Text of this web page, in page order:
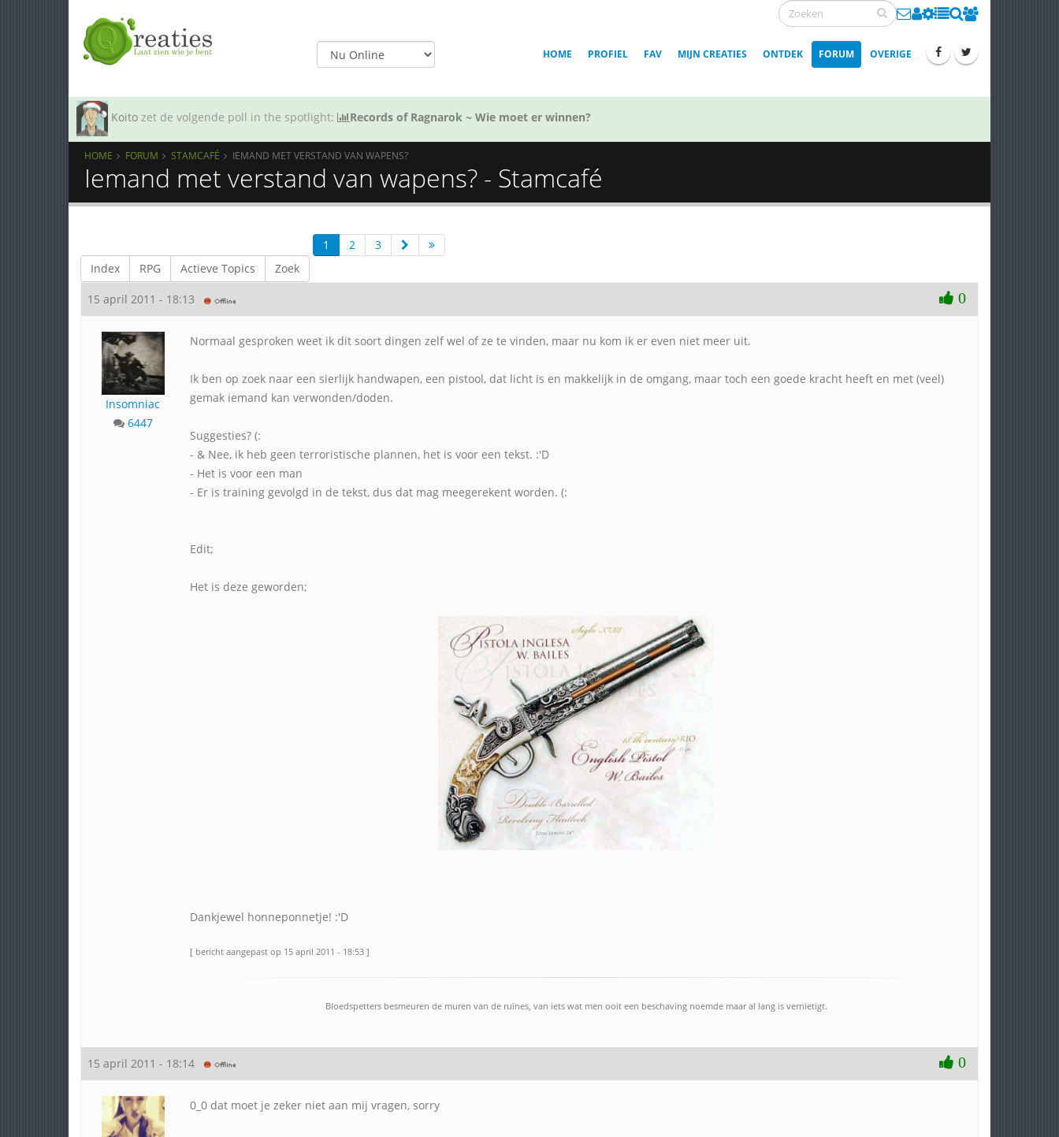
HOME PROFIEL FAV MIJN CREATIES ONTDEK FORUM OVERIGE
Koito zet de volgende poll in the spotlight: Voor welk team in Golden Kamuy ben jij?
HOME FORUM STAMCAFÉ IEMAND MET VERSTAND VAN WAPENS?
Iemand met verstand van wapens? - Stamcafé
Index RPG Actieve Topics Zoek
1 2 3
15 april 2011 - 18:13 0
Insomniac
6447
Normaal gesproken weet ik dit soort dingen zelf wel of ze te vinden, maar nu kom ik er even niet meer uit.
Ik ben op zoek naar een sierlijk handwapen, een pistool, dat licht is en makkelijk in de omgang, maar toch een goede kracht heeft en met (veel)
gemak iemand kan verwonden/doden.
Suggesties? (:
- & Nee, ik heb geen terroristische plannen, het is voor een tekst. :'D
- Het is voor een man
- Er is training gevolgd in de tekst, dus dat mag meegerekent worden. (:
Edit;
Het is deze geworden;
Dankjewel honneponnetje! :'D
[ bericht aangepast op 15 april 2011 - 18:53 ]
Bloedspetters besmeuren de muren van de ruïnes, van iets wat men ooit een beschaving noemde maar al lang is vernietigt.
15 april 2011 - 18:14 0
0_0 dat moet je zeker niet aan mij vragen, sorry